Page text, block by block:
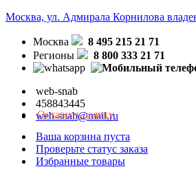
Москва, ул. Адмирала Корнилова
Москва
8 495 215 21 71
Регионы
8 800 333 21 71
web-snab
458843445
web-snab@mail.ru
Оставить заявку
Ваша корзина пуста
Проверьте статус заказа
Избранные товары